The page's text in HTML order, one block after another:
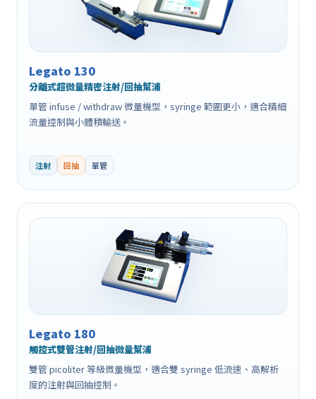
Legato 130
分離式超微量精密注射/回抽幫浦
單管 infuse / withdraw 微量機型，syringe 範圍更小，適合精細
流量控制與小體積輸送。
注射 回抽 單管
Legato 180
觸控式雙管注射/回抽微量幫浦
雙管 picoliter 等級微量機型，適合雙 syringe 低流速、高解析
度的注射與回抽控制。